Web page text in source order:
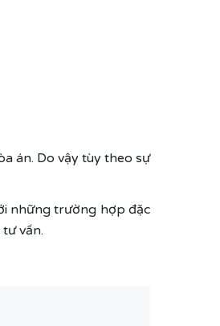
án. Do vậy tùy theo sự
những trường hợp đặc
vấn.